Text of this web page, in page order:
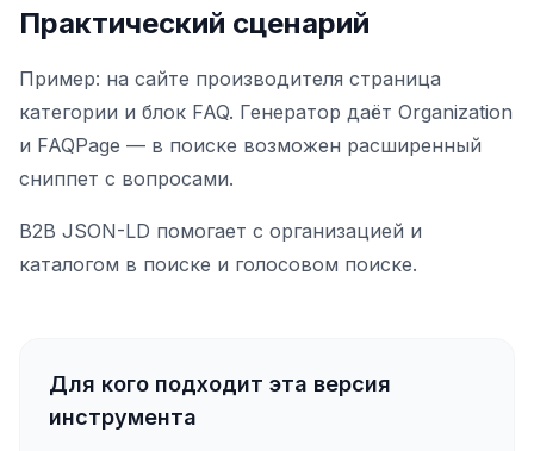
Практический сценарий
Пример: на сайте производителя страница
категории и блок FAQ. Генератор даёт Organization
и FAQPage — в поиске возможен расширенный
сниппет с вопросами.
B2B JSON-LD помогает с организацией и
каталогом в поиске и голосовом поиске.
Для кого подходит эта версия
инструмента